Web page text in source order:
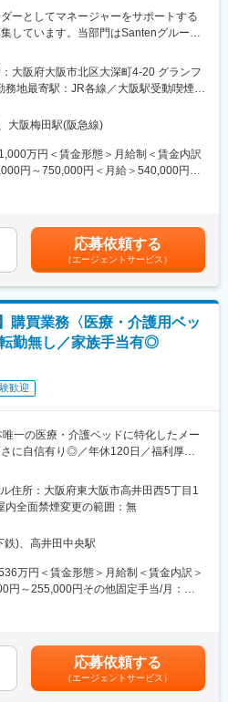
したスペシャリティ・カンパニーとし
活者、医療関係者の皆さまへの価値あ
通じ、人々の「Happiness with
する」という基本理念の下、長年にわ
増進を追求してきました。私たちの責
さんが幸せで豊かな人生を過ごすこと
め、眼科疾患の診断や治療に存在する
眼科医療の実現に貢献し続けることで
集し、世界中の人々が「見る」を通じ
業務
ーとしてマネージャーをサポートする
しています。当部門はSantenグループ
献しています。
務、法定開示書類作成、固定資産業
告関連業務、財務・資金管理業務、内
計、税務、財務に関する業務全般等。
り、経理・税務の担当業務について中
す。
もと課題解決の提案を自律的に行うと
にあたります。
に提案、判断をあおぎ自律的に推進。
対して適法性と節税の両視点から最適
関する最新情報の入手、他社事例調査
ームの業務品質、生産性を高めること
をもって下位等級者にも指導し、チー
上に貢献。
したスペシャリティ・カンパニーとし
通じ、人々の「Happiness with
ことを目指しています。1890年に日本
する」という基本理念の下、長年にわ
増進を追求してきました。私たちの責
め、眼科疾患の診断や治療に存在する
リューションを提供することで、治療
大阪府大阪市北区大深町4-20 グランフ
務地最寄駅：JR各線／大阪駅受動喫煙対
囲：会社の定める事業所（リモートワ
大阪梅田駅(阪急線)
万円＜賃金形態＞月給制＜賃金内訳
円～750,000円＜月給＞540,000円～
する可能性があります。月給(月額)は固定
応募依頼する
（エージェントサービス）
購買業務〈医療・介護用ベッ
勤無し／家族手当有◎
歓迎
一の医療・介護ベッドに特化したメー
に自信有り◎／年休120日／福利厚生
周辺機器を扱う当社にて、資材調達・
します。
携しながら、安定した生産体制を支え
価格交渉・条件交渉
配や調整対応
住所：大阪府東大阪市高井田西5丁目1
内全面禁煙変更の範囲：無
鉄)、高井田中央駅
万円＜賃金形態＞月給制＜賃金内訳＞
円～255,000円その他固定手当/月：
経験・能力・期待度等を総合的に考慮し
1回■賞与：年2回賃金はあくまでも目安
て上下する可能性があります。月給(月
応募依頼する
（エージェントサービス）